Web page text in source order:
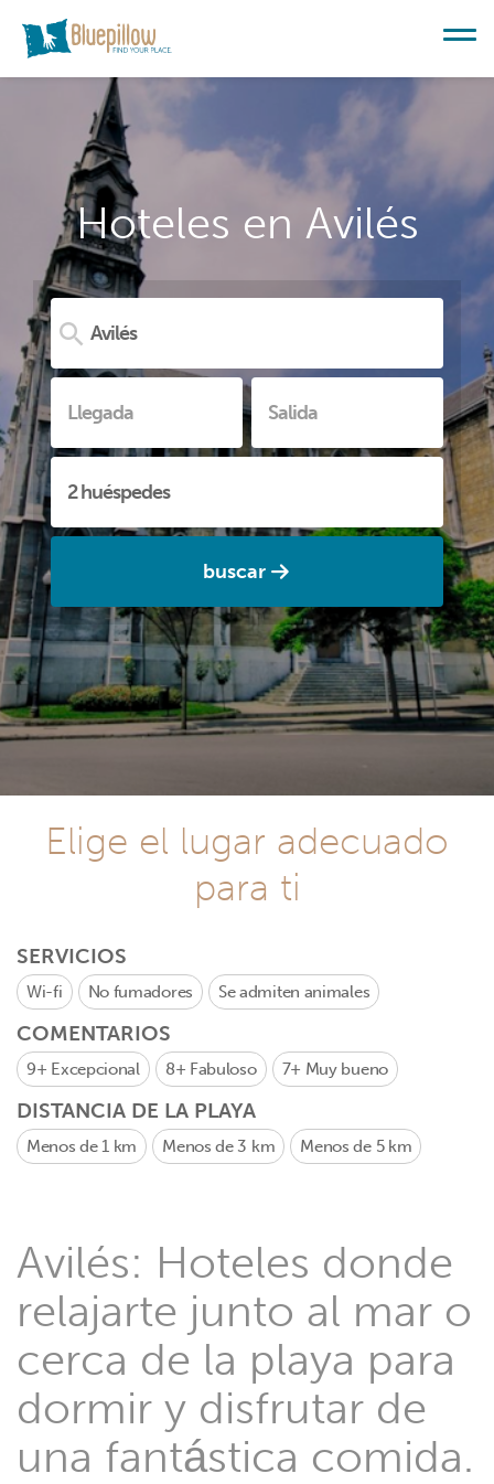
Hoteles en Avilés
buscar
Elige el lugar adecuado
para ti
SERVICIOS
Wi-fi No fumadores Se admiten animales
COMENTARIOS
9+ Excepcional 8+ Fabuloso 7+ Muy bueno
DISTANCIA DE LA PLAYA
Menos de 1 km Menos de 3 km Menos de 5 km
Avilés: Hoteles donde
relajarte junto al mar o
cerca de la playa para
dormir y disfrutar de
una fantástica comida.